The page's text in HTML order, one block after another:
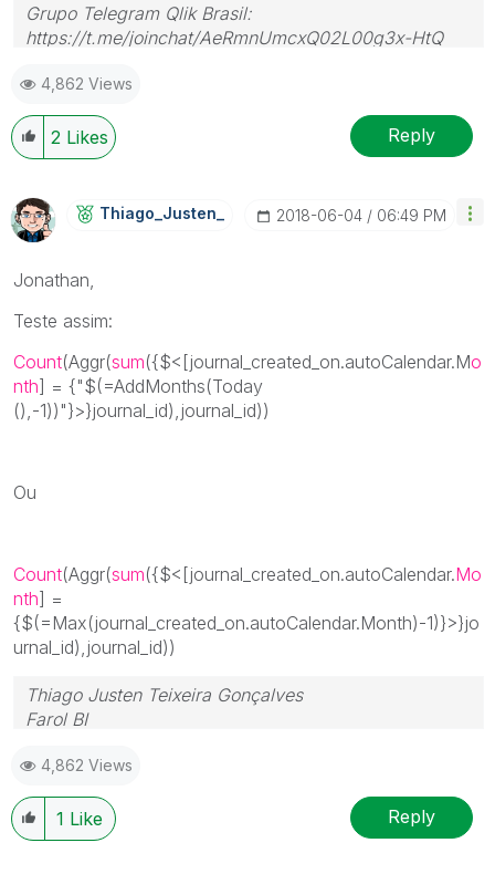
Grupo Telegram Qlik Brasil:
https://t.me/joinchat/AeRmnUmcxQ02L00g3x-HtQ
4,862 Views
2 Likes Reply
Thiago_Justen_ ‎2018-06-04 06:49 PM
Jonathan,
Teste assim:
Count(Aggr(sum({$<[journal_created_on.autoCalendar.Mo
nth] = {"$(=AddMonths(Today
(),-1))"}>}journal_id),journal_id))
Ou
Count(Aggr(sum({$<[journal_created_on.autoCalendar.Mo
nth] =
{$(=Max(journal_created_on.autoCalendar.Month)-1)}>}jo
urnal_id),journal_id))
Thiago Justen Teixeira Gonçalves
Farol BI
Skype: justen.thiago
4,862 Views
1 Like Reply